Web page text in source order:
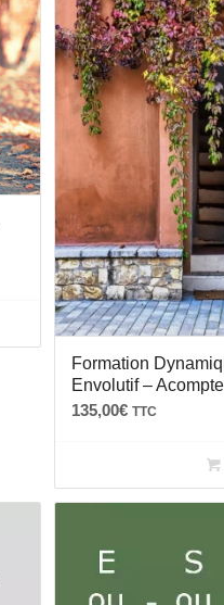
Formation
Envolutif –
135,00€ TTC